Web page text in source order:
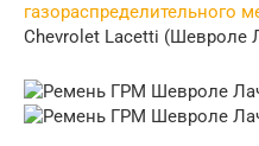
газораспределительного
Chevrolet Lacetti (Шевроле